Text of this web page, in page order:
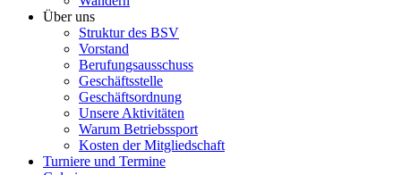
Über uns
Struktur des BSV
Vorstand
Berufungsausschuss
Geschäftsstelle
Geschäftsordnung
Unsere Aktivitäten
Warum Betriebssport
Kosten der Mitgliedschaft
Turniere und Termine